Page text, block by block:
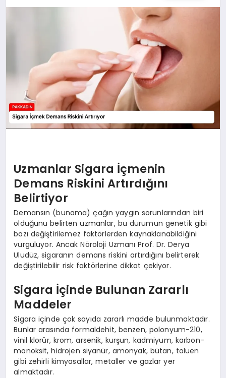
YAŞAM
HESAPLAMALAR
Uzmanlar Sigara İçmenin
Demans Riskini Artırdığını
Belirtiyor
Demansın (bunama) çağın yaygın sorunlarından biri
olduğunu belirten uzmanlar, bu durumun genetik gibi
bazı değiştirilemez faktörlerden kaynaklanabildiğini
vurguluyor. Ancak Nöroloji Uzmanı Prof. Dr. Derya
Uludüz, sigaranın demans riskini artırdığını belirterek
değiştirilebilir risk faktörlerine dikkat çekiyor.
Sigara İçinde Bulunan Zararlı
Maddeler
Sigara içinde çok sayıda zararlı madde bulunmaktadır.
Bunlar arasında formaldehit, benzen, polonyum-210,
vinil klorür, krom, arsenik, kurşun, kadmiyum, karbon-
monoksit, hidrojen siyanür, amonyak, bütan, toluen
gibi zehirli kimyasallar, metaller ve gazlar yer
almaktadır.